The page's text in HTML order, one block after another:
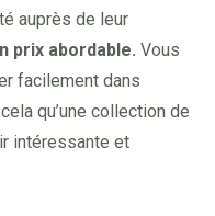
auprès de leur
prix abordable. Vous
facilement dans
qu’une collection de
intéressante et